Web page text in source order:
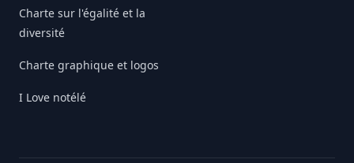
Charte sur l'égalité et la
diversité
Charte graphique et logos
I Love notélé